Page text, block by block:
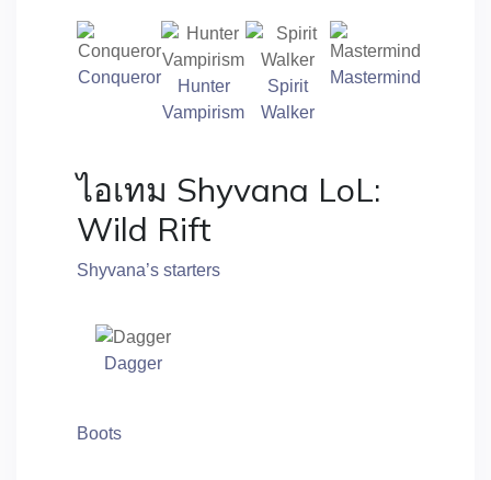
Conqueror
Hunter
Vampirism
Spirit
Walker
Mastermind
ไอเทม Shyvana LoL:
Wild Rift
Shyvana’s starters
Dagger
Boots